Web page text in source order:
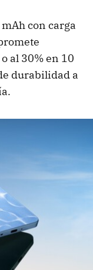
con carga
al 30% en 10
durabilidad a